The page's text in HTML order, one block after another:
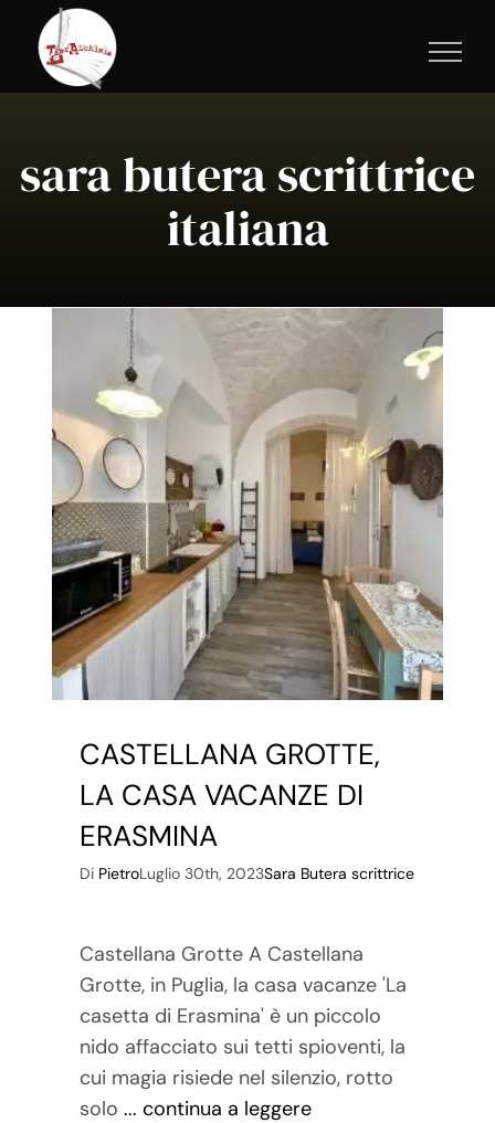
contenuto
sara butera scrittrice
italiana
CASTELLANA GROTTE,
LA CASA VACANZE DI
ERASMINA
Di PietroLuglio 30th, 2023Sara Butera scrittrice
Castellana Grotte A Castellana
Grotte, in Puglia, la casa vacanze 'La
casetta di Erasmina' è un piccolo
nido affacciato sui tetti spioventi, la
cui magia risiede nel silenzio, rotto
solo ... continua a leggere